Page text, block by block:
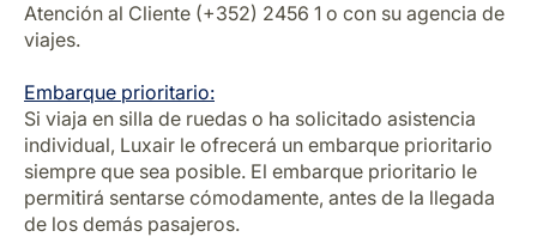
Atención al Cliente (+352) 2456 1 o con su agencia de
viajes.
Embarque prioritario:
Si viaja en silla de ruedas o ha solicitado asistencia
individual, Luxair le ofrecerá un embarque prioritario
siempre que sea posible. El embarque prioritario le
permitirá sentarse cómodamente, antes de la llegada
de los demás pasajeros.